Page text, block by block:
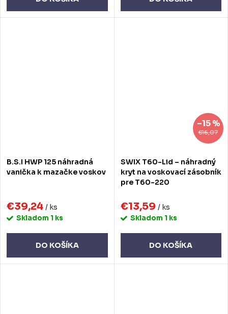
B.S.I HWP 125 náhradná
vanička k mazačke voskov
€39,24 / ks
Skladom 1 ks
DO KOŠÍKA
€16,07
–15 %
SWIX T60-Lid – náhradný
kryt na voskovací zásobník
pre T60-220
€13,59 / ks
Skladom 1 ks
DO KOŠÍKA